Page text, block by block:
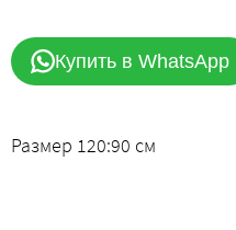
Купить в WhatsApp
Размер 120:90 см